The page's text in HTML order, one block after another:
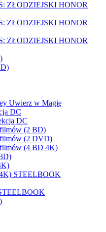
ZŁODZIEJSKI HONOR
ZŁODZIEJSKI HONOR
ZŁODZIEJSKI HONOR
Uwierz w Magię
DC
DC
(2 BD)
filmów (2 DVD)
(4 BD 4K)
STEELBOOK